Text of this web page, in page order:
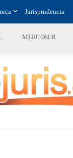
Jurisprudencia
MERCOSUR